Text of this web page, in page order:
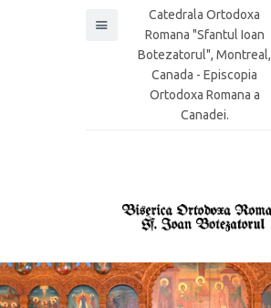
Catedrala Ortodoxa
Romana "Sfantul Ioan
Botezatorul", Montreal,
Canada - Episcopia
Ortodoxa Romana a
Canadei.